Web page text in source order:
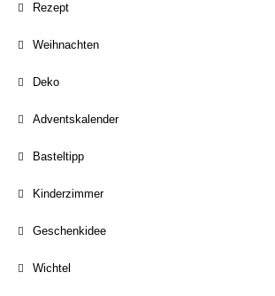
Rezept
Weihnachten
Deko
Adventskalender
Basteltipp
Kinderzimmer
Geschenkidee
Wichtel